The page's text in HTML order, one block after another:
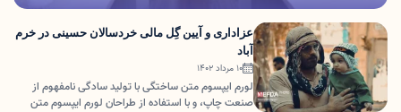
عزاداری و آیین گِل مالی خردسالان حسینی در خرم
آباد
۱۰ مرداد ۱۴۰۲
لورم ایپسوم متن ساختگی با تولید سادگی نامفهوم از
صنعت چاپ، و با استفاده از طراحان لورم ایپسوم متن